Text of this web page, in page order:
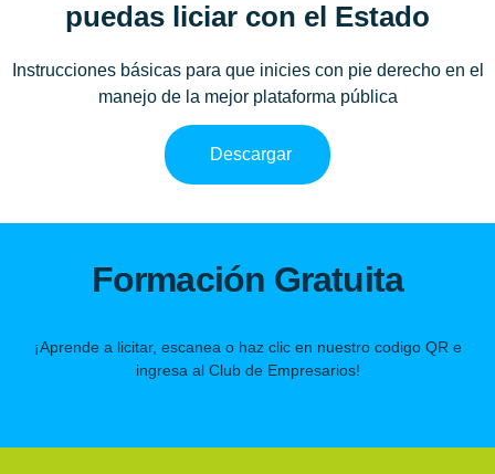
puedas liciar con el Estado
Instrucciones básicas para que inicies con pie derecho en el
manejo de la mejor plataforma pública
Descargar
Formación Gratuita
¡Aprende a licitar, escanea o haz clic en nuestro codigo QR e
ingresa al Club de Empresarios!